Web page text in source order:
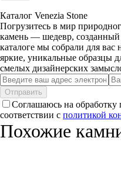
Каталог Venezia Stone
Погрузитесь в мир
камень — шедевр,
каталоге мы собрали для
яркие, уникальные образцы
смелых дизайнерских
Отправить
Соглашаюсь на
соответствии с политикой
Похожие